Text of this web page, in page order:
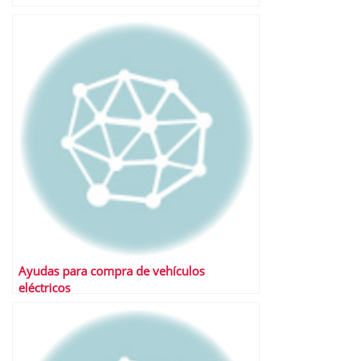
Ayudas para compra de vehículos
eléctricos